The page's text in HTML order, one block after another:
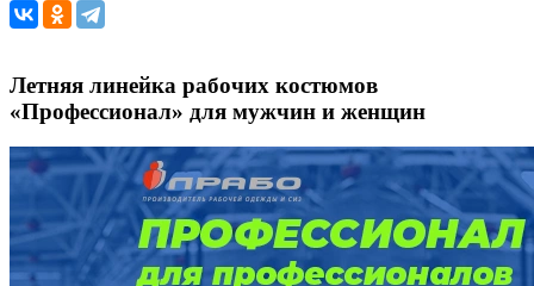
Летняя линейка рабочих костюмов
«Профессионал» для мужчин и женщин